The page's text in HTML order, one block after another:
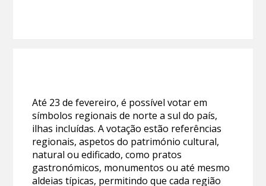
Até 23 de fevereiro, é possível votar em
símbolos regionais de norte a sul do país,
ilhas incluídas. A votação estão referências
regionais, aspetos do património cultural,
natural ou edificado, como pratos
gastronómicos, monumentos ou até mesmo
aldeias típicas, permitindo que cada região